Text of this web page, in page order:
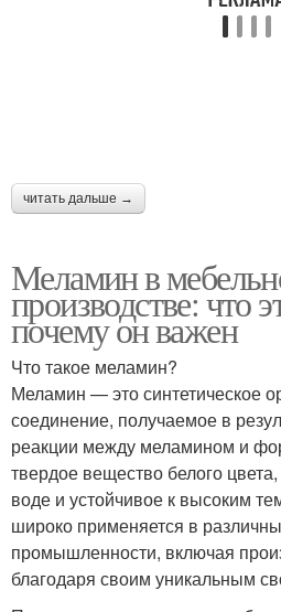
читать дальше →
Меламин в
производстве: что
почему он важен
Что такое меламин?
Меламин — это синтетическое
соединение, получаемое в
реакции между меламином и
твердое вещество белого
воде и устойчивое к высоким
широко применяется в
промышленности, включая
благодаря своим уникальным